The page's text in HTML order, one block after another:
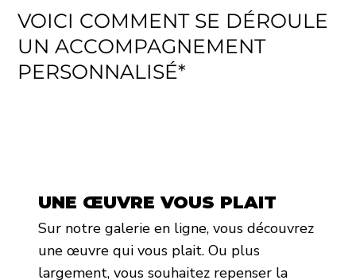
VOICI COMMENT SE DÉROULE
UN ACCOMPAGNEMENT
PERSONNALISÉ*
UNE ŒUVRE VOUS PLAIT
Sur notre galerie en ligne, vous découvrez
une œuvre qui vous plait. Ou plus
largement, vous souhaitez repenser la